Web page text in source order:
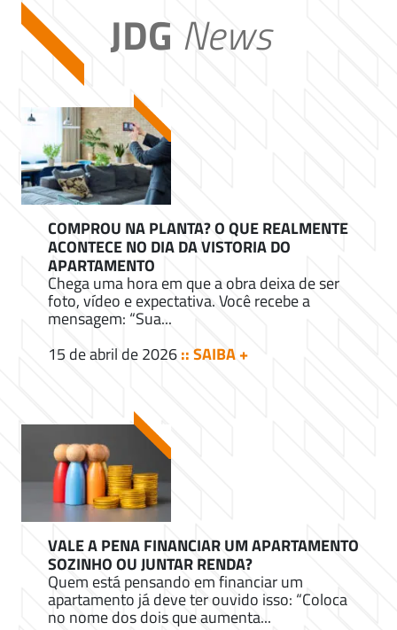
JDG News
COMPROU NA PLANTA? O QUE REALMENTE
ACONTECE NO DIA DA VISTORIA DO
APARTAMENTO
Chega uma hora em que a obra deixa de ser
foto, vídeo e expectativa. Você recebe a
mensagem: “Sua...
15 de abril de 2026:: SAIBA +
VALE A PENA FINANCIAR UM APARTAMENTO
SOZINHO OU JUNTAR RENDA?
Quem está pensando em financiar um
apartamento já deve ter ouvido isso: “Coloca
no nome dos dois que aumenta...